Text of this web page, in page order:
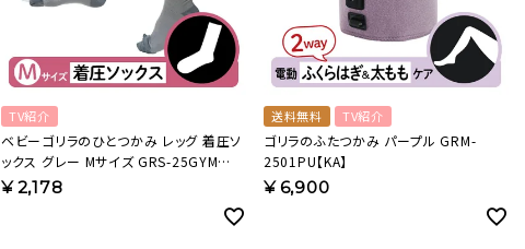
TV紹介
ベビーゴリラのひとつかみ レッグ 着圧ソ
ックス グレー Mサイズ GRS-25GYM
【KA】
¥2,178
送料無料 TV紹介
ゴリラのふたつかみ パープル GRM-
2501PU【KA】
¥6,900